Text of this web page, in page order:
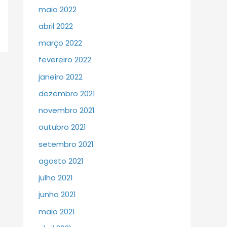
maio 2022
abril 2022
março 2022
fevereiro 2022
janeiro 2022
dezembro 2021
novembro 2021
outubro 2021
setembro 2021
agosto 2021
julho 2021
junho 2021
maio 2021